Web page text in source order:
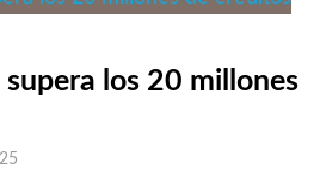
los 20 millones